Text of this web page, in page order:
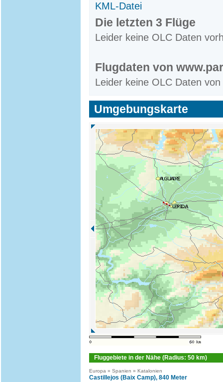
KML-Datei
Die letzten 3 Flüge
Leider keine OLC Daten
Flugdaten von
Leider keine OLC Daten
Umgebungskarte
Fluggebiete in der Nähe (Radius: 50 km)
Europa » Spanien » Katalonien
Castillejos (Baix Camp), 840 Meter